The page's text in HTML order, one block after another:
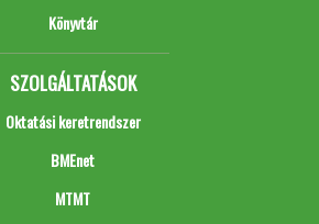
Könyvtár
SZOLGÁLTATÁSOK
Oktatási keretrendszer
BMEnet
MTMT